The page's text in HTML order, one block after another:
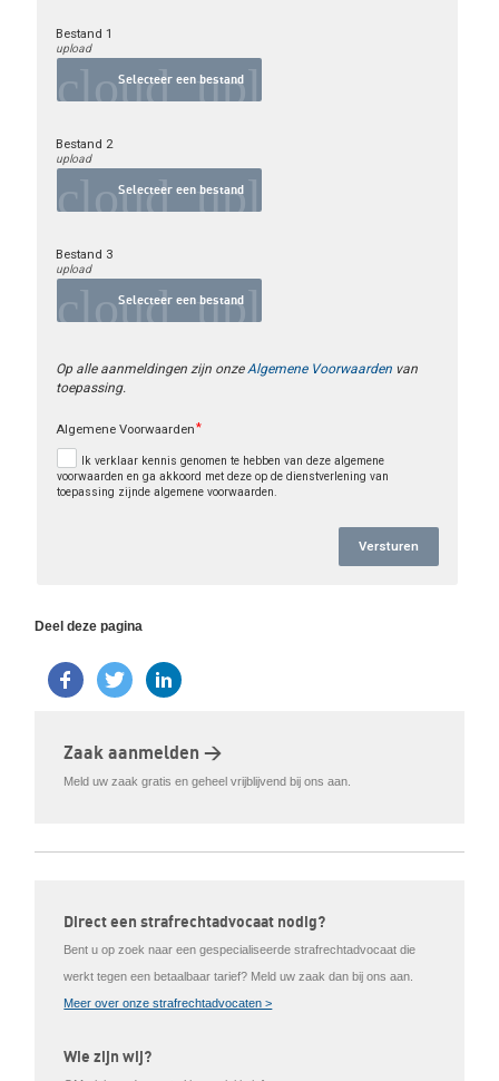
Bestand 1
upload
cloud_upload
Selecteer een bestand
Bestand 2
upload
cloud_upload
Selecteer een bestand
Bestand 3
upload
cloud_upload
Selecteer een bestand
Op alle aanmeldingen zijn onze Algemene Voorwaarden van
toepassing.
Algemene Voorwaarden
Ik verklaar kennis genomen te hebben van deze algemene
voorwaarden en ga akkoord met deze op de dienstverlening van
toepassing zijnde algemene voorwaarden.
Versturen
Deel deze pagina
Zaak aanmelden >
Meld uw zaak gratis en geheel vrijblijvend bij ons aan.
Direct een strafrechtadvocaat nodig?
Bent u op zoek naar een gespecialiseerde strafrechtadvocaat die
werkt tegen een betaalbaar tarief? Meld uw zaak dan bij ons aan.
Meer over onze strafrechtadvocaten >
Wie zijn wij?